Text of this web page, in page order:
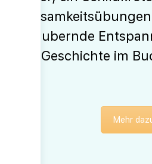
bezaubernde
jede Geschichte im
Mehr